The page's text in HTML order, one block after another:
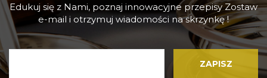
Edukuj się z Nami, poznaj innowacyjne przepisy Zostaw
e-mail i otrzymuj wiadomości na skrzynkę !